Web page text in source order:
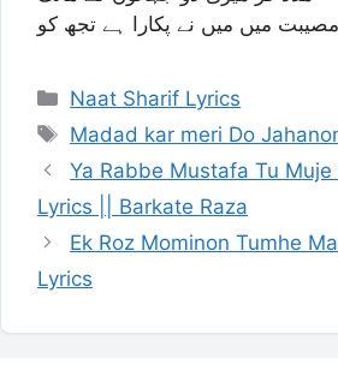
مصیبت میں میں نے پکارا ہے تجھ کو
Categories
Naat Sharif Lyrics
Tags
Madad kar meri Do
Ya Rabbe Mustafa Tu
Lyrics || Barkate Raza
Ek Roz Mominon Tumhe
Lyrics